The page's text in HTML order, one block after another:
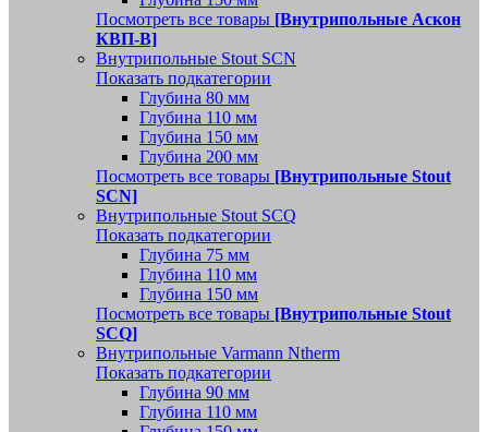
Посмотреть все товары [Внутрипольные Аскон
КВП-В]
Внутрипольные Stout SCN
Показать подкатегории
Глубина 80 мм
Глубина 110 мм
Глубина 150 мм
Глубина 200 мм
Посмотреть все товары [Внутрипольные Stout
SCN]
Внутрипольные Stout SCQ
Показать подкатегории
Глубина 75 мм
Глубина 110 мм
Глубина 150 мм
Посмотреть все товары [Внутрипольные Stout
SCQ]
Внутрипольные Varmann Ntherm
Показать подкатегории
Глубина 90 мм
Глубина 110 мм